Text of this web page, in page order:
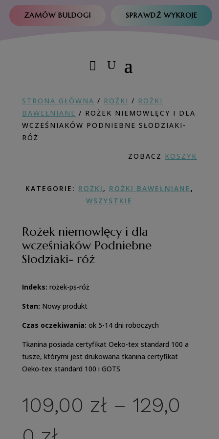
ZAMÓW BULDOGI SPRAWDŹ WYKROJE
STRONA GŁÓWNA / ROŻKI / ROŻKI
BAWEŁNIANE / ROŻEK NIEMOWLĘCY I DLA
WCZEŚNIAKÓW PODNIEBNE SŁODZIAKI-
RÓŻ
ZOBACZ KOSZYK
KATEGORIE: ROŻKI , ROŻKI BAWEŁNIANE ,
WSZYSTKIE
Rożek niemowlęcy i dla
wcześniaków Podniebne
Słodziaki- róż
Indeks: rożek-ps-róż
Stan: Nowy produkt
Czas oczekiwania: ok 5-14 dni roboczych
Tkanina posiada certyfikat Oeko-tex standard 100 a
tusze, którymi jest drukowana tkanina certyfikat
Oeko-tex standard 100 i GOTS
109,00 zł – 129,0